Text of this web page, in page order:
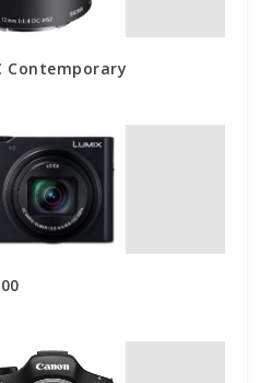
Contemporary